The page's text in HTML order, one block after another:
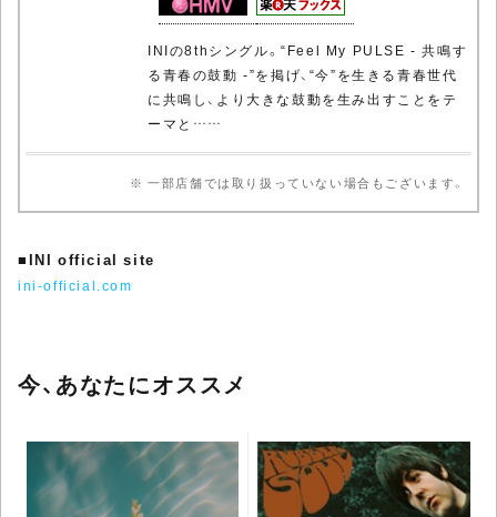
INIの8thシングル。“Feel My PULSE - 共鳴す
る青春の鼓動 -”を掲げ、“今”を生きる青春世代
に共鳴し、より大きな鼓動を生み出すことをテ
ーマと……
※ 一部店舗では取り扱っていない場合もございます。
■INI official site
ini-official.com
今、あなたにオススメ